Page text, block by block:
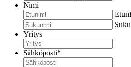
Nimi
Yritys
Sähköposti*